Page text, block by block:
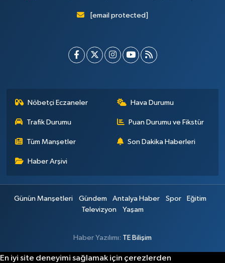
[email protected]
Nöbetçi Eczaneler Hava Durumu
Trafik Durumu Puan Durumu ve Fikstür
Tüm Manşetler Son Dakika Haberleri
Haber Arşivi
Günün Manşetleri Gündem Antalya Haber Spor
Eğitim
Televizyon
Yaşam
Haber Yazılımı: TE Bilişim
En iyi site deneyimi sağlamak için çerezlerden